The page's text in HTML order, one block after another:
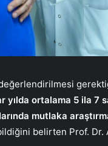
yılda ortalama 5 ila 7
mutlaka
belirten Prof. Dr.